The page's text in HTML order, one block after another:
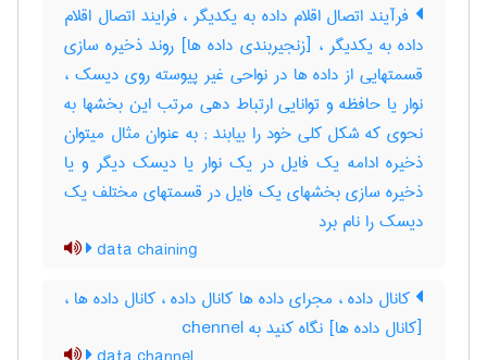
فرآیند اتصال اقلام داده به یکدیگر ، فرایند اتصال اقلام
داده به یکدیگر ، [زنجیربندی داده ها] روند ذخیره سازی
قسمتهایی از داده ها در نواحی غیر پیوسته روی دیسک ،
نوار یا حافظه و توانایی ارتباط دهی مرتب این بخشها به
نحوی که شکل کلی خود را بیابند‎ ; به عنوان مثال میتوان
ذخیره ادامه یک فایل در یک نوار یا دیسک دیگر و یا
ذخیره سازی بخشهای یک فایل در قسمتهای مختلف یک
دیسک را نام برد
data chaining
کانال داده ، مجرای داده ها کانال داده ، کانال داده ها ،
[کانال داده ها] نگاه کنید به ‎ chennel